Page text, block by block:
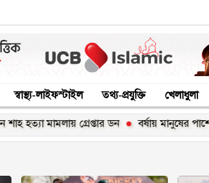
স্বাস্থ্য-লাইফস্টাইল তথ্য-প্রযুক্তি খেলাধুলা
মামলায় গ্রেপ্তার ডন বর্ষায় মানুষের পাশে